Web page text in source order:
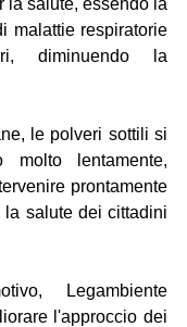
malattie respiratorie
diminuendo la
le polveri sottili si
molto lentamente,
prontamente
la salute dei cittadini
Legambiente
l'approccio dei